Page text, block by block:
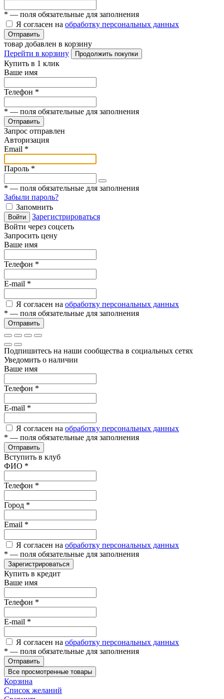
* — поля обязательные для заполнения
Я согласен на обработку персональных данных
Отправить
товар добавлен в корзину
Перейти в корзину
Продолжить покупки
Купить в 1 клик
Ваше имя
Телефон *
* — поля обязательные для заполнения
Отправить
Запрос отправлен
Авторизация
Email *
Пароль *
* — поля обязательные для заполнения
Забыли пароль?
Запомнить
Войти
Зарегистрироваться
Войти через соцсеть
Запросить цену
Ваше имя
Телефон *
E-mail *
Я согласен на обработку персональных данных
* — поля обязательные для заполнения
Отправить
Подпишитесь на наши сообщества в социальных сетях
Уведомить о наличии
Ваше имя
Телефон *
E-mail *
Я согласен на обработку персональных данных
* — поля обязательные для заполнения
Отправить
Вступить в клуб
ФИО *
Телефон *
Город *
Email *
Я согласен на обработку персональных данных
* — поля обязательные для заполнения
Зарегистрироваться
Купить в кредит
Ваше имя
Телефон *
E-mail *
Я согласен на обработку персональных данных
* — поля обязательные для заполнения
Отправить
Все просмотренные товары
Корзина
Список желаний